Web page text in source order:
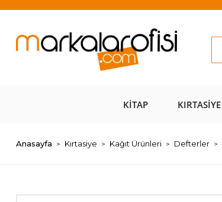
KITAP KIRTASIYE
Anasayfa Kırtasiye Kağıt Ürünleri Defterler